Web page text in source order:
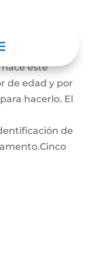
hace este
de edad y por
hacerlo. El
de